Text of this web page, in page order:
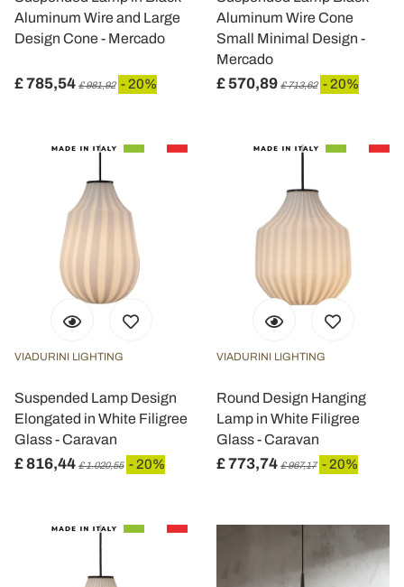
Aluminum Wire and Large
Design Cone - Mercado
£ 785,54 £ 981,92 - 20%
Aluminum Wire Cone
Small Minimal Design -
Mercado
£ 570,89 £ 713,62 - 20%
VIADURINI LIGHTING
Suspended Lamp Design
Elongated in White Filigree
Glass - Caravan
£ 816,44 £ 1.020,55 - 20%
VIADURINI LIGHTING
Round Design Hanging
Lamp in White Filigree
Glass - Caravan
£ 773,74 £ 967,17 - 20%